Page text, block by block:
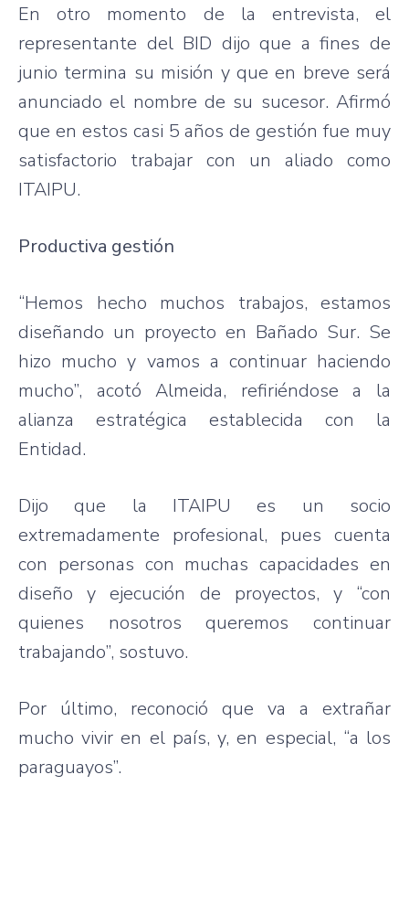
En otro momento de la entrevista, el
representante del BID dijo que a fines de
junio termina su misión y que en breve será
anunciado el nombre de su sucesor. Afirmó
que en estos casi 5 años de gestión fue muy
satisfactorio trabajar con un aliado como
ITAIPU.
Productiva gestión
“Hemos hecho muchos trabajos, estamos
diseñando un proyecto en Bañado Sur. Se
hizo mucho y vamos a continuar haciendo
mucho”, acotó Almeida, refiriéndose a la
alianza estratégica establecida con la
Entidad.
Dijo que la ITAIPU es un socio
extremadamente profesional, pues cuenta
con personas con muchas capacidades en
diseño y ejecución de proyectos, y “con
quienes nosotros queremos continuar
trabajando”, sostuvo.
Por último, reconoció que va a extrañar
mucho vivir en el país, y, en especial, “a los
paraguayos”.